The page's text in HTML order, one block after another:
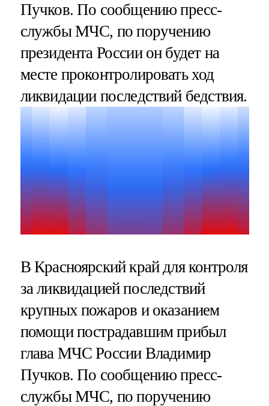
Пучков. По сообщению пресс-
службы МЧС, по поручению
президента России он будет на
месте проконтролировать ход
ликвидации последствий бедствия.
В Красноярский край для контроля
за ликвидацией последствий
крупных пожаров и оказанием
помощи пострадавшим прибыл
глава МЧС России Владимир
Пучков. По сообщению пресс-
службы МЧС, по поручению